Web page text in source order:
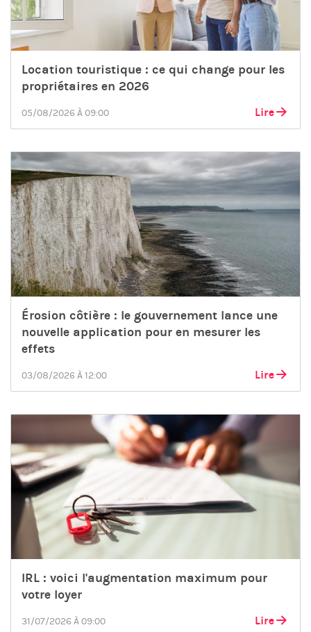
Location touristique : ce qui change pour les
propriétaires en 2026
05/08/2026 À 09:00 Lire
Érosion côtière : le gouvernement lance une
nouvelle application pour en mesurer les
effets
03/08/2026 À 12:00 Lire
IRL : voici l'augmentation maximum pour
votre loyer
31/07/2026 À 09:00 Lire